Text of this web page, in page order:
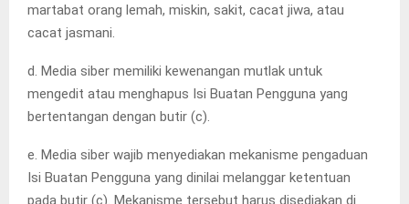
martabat orang lemah, miskin, sakit, cacat jiwa, atau
cacat jasmani.
d. Media siber memiliki kewenangan mutlak untuk
mengedit atau menghapus Isi Buatan Pengguna yang
bertentangan dengan butir (c).
e. Media siber wajib menyediakan mekanisme pengaduan
Isi Buatan Pengguna yang dinilai melanggar ketentuan
pada butir (c). Mekanisme tersebut harus disediakan di